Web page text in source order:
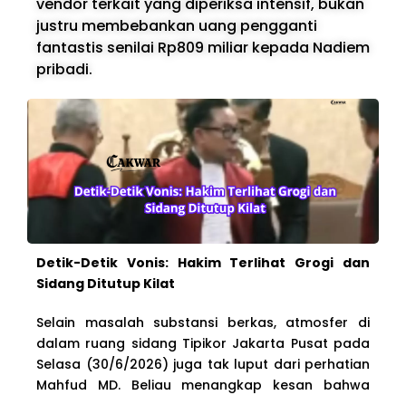
justru membebankan uang pengganti
fantastis senilai Rp809 miliar kepada Nadiem
pribadi.
Detik-Detik Vonis: Hakim Terlihat Grogi dan
Sidang Ditutup Kilat
Selain masalah substansi berkas, atmosfer di
dalam ruang sidang Tipikor Jakarta Pusat pada
Selasa (30/6/2026) juga tak luput dari perhatian
Mahfud MD. Beliau menangkap kesan bahwa